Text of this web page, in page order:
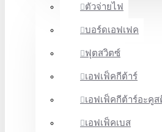
ตัวจ่ายไฟ
บอร์ดเอฟเฟค
ฟุตสวิตซ์
เอฟเฟ็คกีต้าร์
เอฟเฟ็คกีต้าร์อะคูส
เอฟเฟ็คเบส